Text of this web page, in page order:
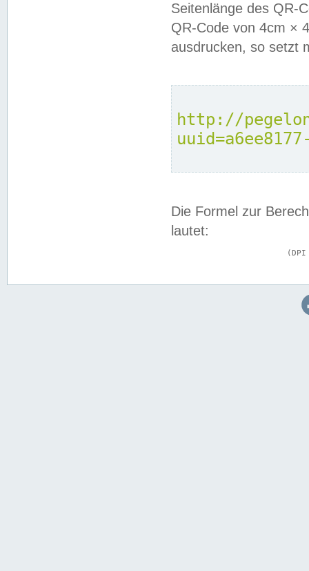
Seitenlänge des QR-
QR-Code von 4cm ×
ausdrucken, so setzt
http://
Die Formel zur
lautet: